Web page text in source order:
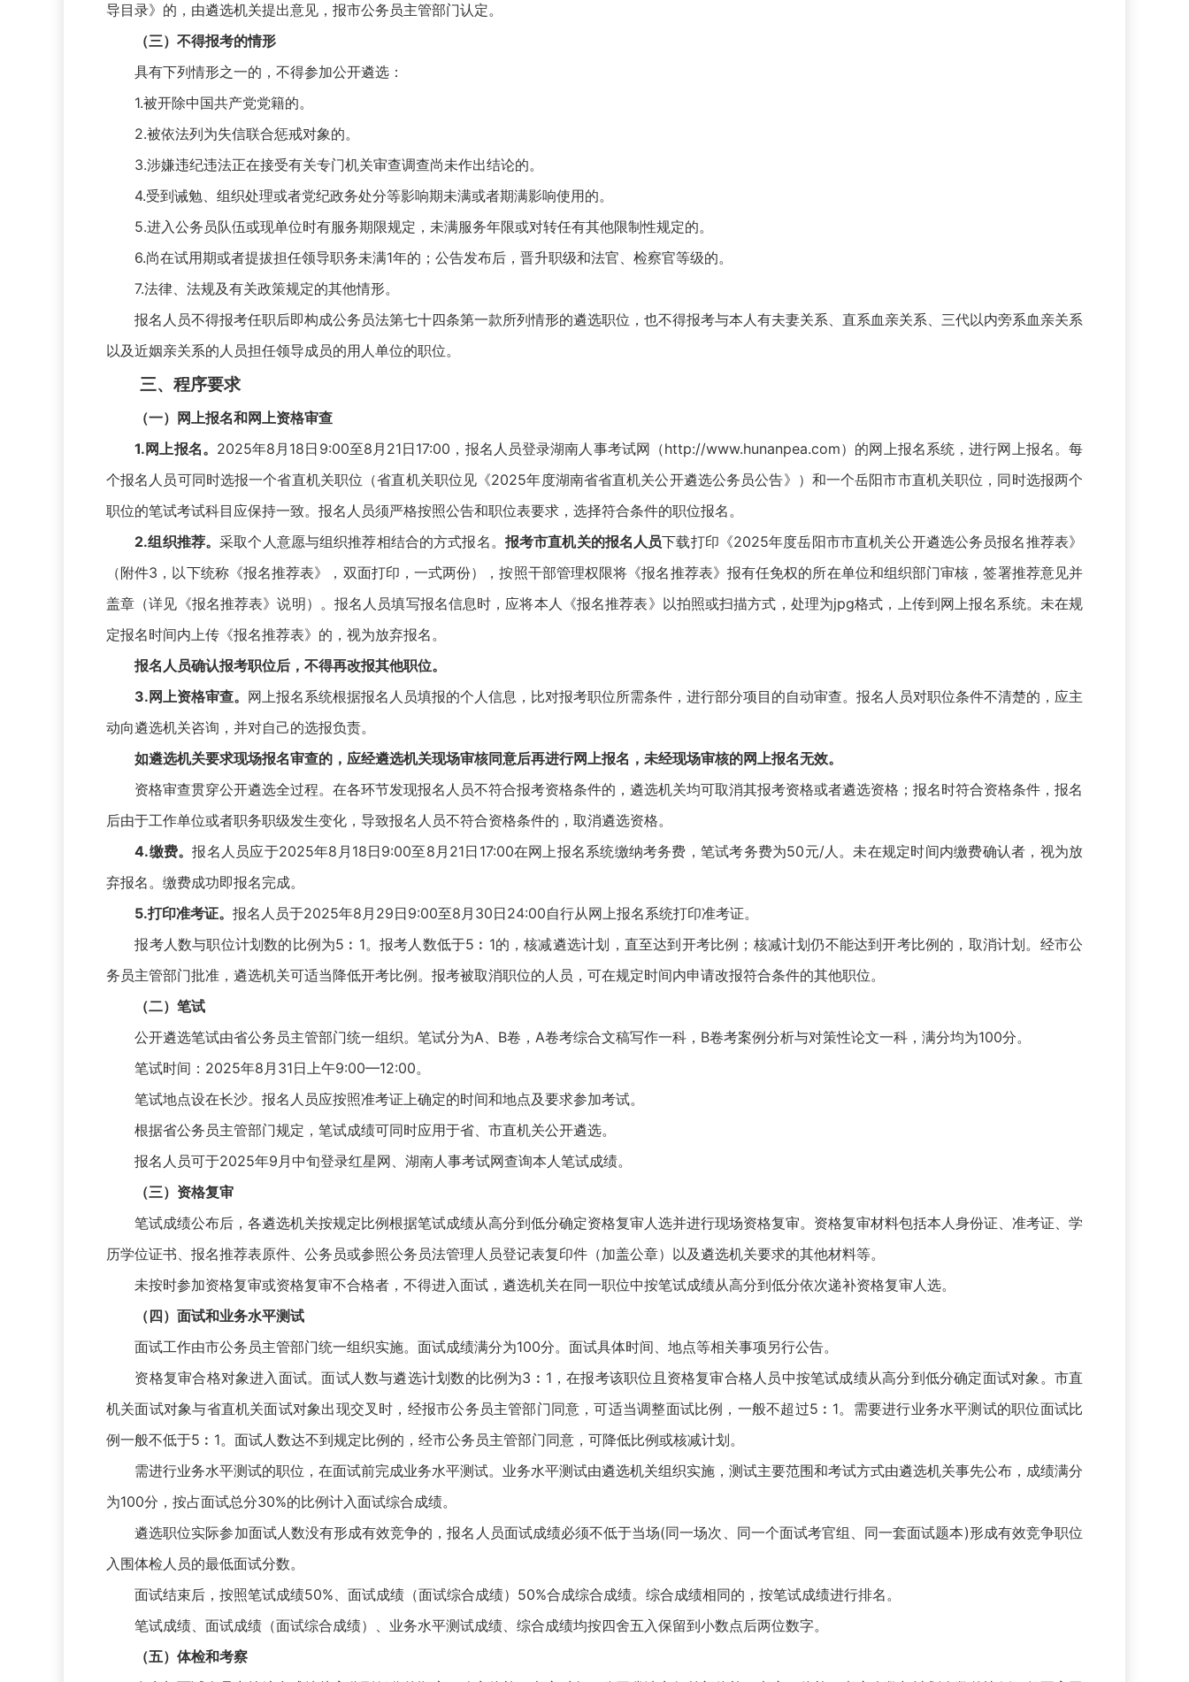
导目录》的，由遴选机关提出意见，报市公务员主管部门认定。
（三）不得报考的情形
具有下列情形之一的，不得参加公开遴选：
1.被开除中国共产党党籍的。
2.被依法列为失信联合惩戒对象的。
3.涉嫌违纪违法正在接受有关专门机关审查调查尚未作出结论的。
4.受到诫勉、组织处理或者党纪政务处分等影响期未满或者期满影响使用的。
5.进入公务员队伍或现单位时有服务期限规定，未满服务年限或对转任有其他限制性规定的。
6.尚在试用期或者提拔担任领导职务未满1年的；公告发布后，晋升职级和法官、检察官等级的。
7.法律、法规及有关政策规定的其他情形。
报名人员不得报考任职后即构成公务员法第七十四条第一款所列情形的遴选职位，也不得报考与本人有夫妻关系、直系血亲关系、三代以内旁系血亲关系
以及近姻亲关系的人员担任领导成员的用人单位的职位。
三、程序要求
（一）网上报名和网上资格审查
1.网上报名。 2025年8月18日9:00至8月21日17:00，报名人员登录湖南人事考试网（http://www.hunanpea.com）的网上报名系统，进行网上报名。每
个报名人员可同时选报一个省直机关职位（省直机关职位见《2025年度湖南省省直机关公开遴选公务员公告》）和一个岳阳市市直机关职位，同时选报两个
职位的笔试考试科目应保持一致。报名人员须严格按照公告和职位表要求，选择符合条件的职位报名。
2.组织推荐。采取个人意愿与组织推荐相结合的方式报名。 报考市直机关的报名人员下载打印《2025年度岳阳市市直机关公开遴选公务员报名推荐表》
（附件3，以下统称《报名推荐表》，双面打印，一式两份），按照干部管理权限将《报名推荐表》报有任免权的所在单位和组织部门审核，签署推荐意见并
盖章（详见《报名推荐表》说明）。报名人员填写报名信息时，应将本人《报名推荐表》以拍照或扫描方式，处理为jpg格式，上传到网上报名系统。未在规
定报名时间内上传《报名推荐表》的，视为放弃报名。
报名人员确认报考职位后，不得再改报其他职位。
3.网上资格审查。 网上报名系统根据报名人员填报的个人信息，比对报考职位所需条件，进行部分项目的自动审查。报名人员对职位条件不清楚的，应主
动向遴选机关咨询，并对自己的选报负责。
如遴选机关要求现场报名审查的，应经遴选机关现场审核同意后再进行网上报名，未经现场审核的网上报名无效。
资格审查贯穿公开遴选全过程。在各环节发现报名人员不符合报考资格条件的，遴选机关均可取消其报考资格或者遴选资格；报名时符合资格条件，报名
后由于工作单位或者职务职级发生变化，导致报名人员不符合资格条件的，取消遴选资格。
4.缴费。报名人员应于2025年8月18日9:00至8月21日17:00在网上报名系统缴纳考务费，笔试考务费为50元/人。未在规定时间内缴费确认者，视为放
弃报名。缴费成功即报名完成。
5.打印准考证。 报名人员于2025年8月29日9:00至8月30日24:00自行从网上报名系统打印准考证。
报考人数与职位计划数的比例为5︰1。报考人数低于5︰1的，核减遴选计划，直至达到开考比例；核减计划仍不能达到开考比例的，取消计划。经市公
务员主管部门批准，遴选机关可适当降低开考比例。报考被取消职位的人员，可在规定时间内申请改报符合条件的其他职位。
（二）笔试
公开遴选笔试由省公务员主管部门统一组织。笔试分为A、B卷，A卷考综合文稿写作一科，B卷考案例分析与对策性论文一科，满分均为100分。
笔试时间：2025年8月31日上午9:00—12:00。
笔试地点设在长沙。报名人员应按照准考证上确定的时间和地点及要求参加考试。
根据省公务员主管部门规定，笔试成绩可同时应用于省、市直机关公开遴选。
报名人员可于2025年9月中旬登录红星网、湖南人事考试网查询本人笔试成绩。
（三）资格复审
笔试成绩公布后，各遴选机关按规定比例根据笔试成绩从高分到低分确定资格复审人选并进行现场资格复审。资格复审材料包括本人身份证、准考证、学
历学位证书、报名推荐表原件、公务员或参照公务员法管理人员登记表复印件（加盖公章）以及遴选机关要求的其他材料等。
未按时参加资格复审或资格复审不合格者，不得进入面试，遴选机关在同一职位中按笔试成绩从高分到低分依次递补资格复审人选。
（四）面试和业务水平测试
面试工作由市公务员主管部门统一组织实施。面试成绩满分为100分。面试具体时间、地点等相关事项另行公告。
资格复审合格对象进入面试。面试人数与遴选计划数的比例为3︰1，在报考该职位且资格复审合格人员中按笔试成绩从高分到低分确定面试对象。市直
机关面试对象与省直机关面试对象出现交叉时，经报市公务员主管部门同意，可适当调整面试比例，一般不超过5︰1。需要进行业务水平测试的职位面试比
例一般不低于5︰1。面试人数达不到规定比例的，经市公务员主管部门同意，可降低比例或核减计划。
需进行业务水平测试的职位，在面试前完成业务水平测试。业务水平测试由遴选机关组织实施，测试主要范围和考试方式由遴选机关事先公布，成绩满分
为100分，按占面试总分30%的比例计入面试综合成绩。
遴选职位实际参加面试人数没有形成有效竞争的，报名人员面试成绩必须不低于当场(同一场次、同一个面试考官组、同一套面试题本)形成有效竞争职位
入围体检人员的最低面试分数。
面试结束后，按照笔试成绩50%、面试成绩（面试综合成绩）50%合成综合成绩。综合成绩相同的，按笔试成绩进行排名。
笔试成绩、面试成绩（面试综合成绩）、业务水平测试成绩、综合成绩均按四舍五入保留到小数点后两位数字。
（五）体检和考察